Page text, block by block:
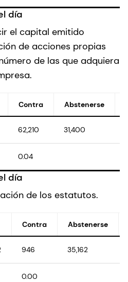
día
el capital emitido
de acciones propias
de las que adquiera
Contra Abstenerse
62,210 31,400
0.04
día
de los estatutos.
Contra Abstenerse
946 35,162
0.00